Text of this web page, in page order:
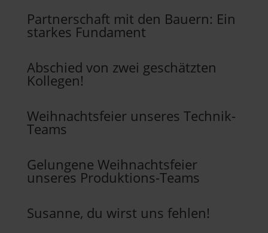
Partnerschaft mit den Bauern: Ein
starkes Fundament
Abschied von zwei geschätzten
Kollegen!
Weihnachtsfeier unseres Technik-
Teams
Gelungene Weihnachtsfeier
unseres Produktions-Teams
Susanne, du wirst uns fehlen!